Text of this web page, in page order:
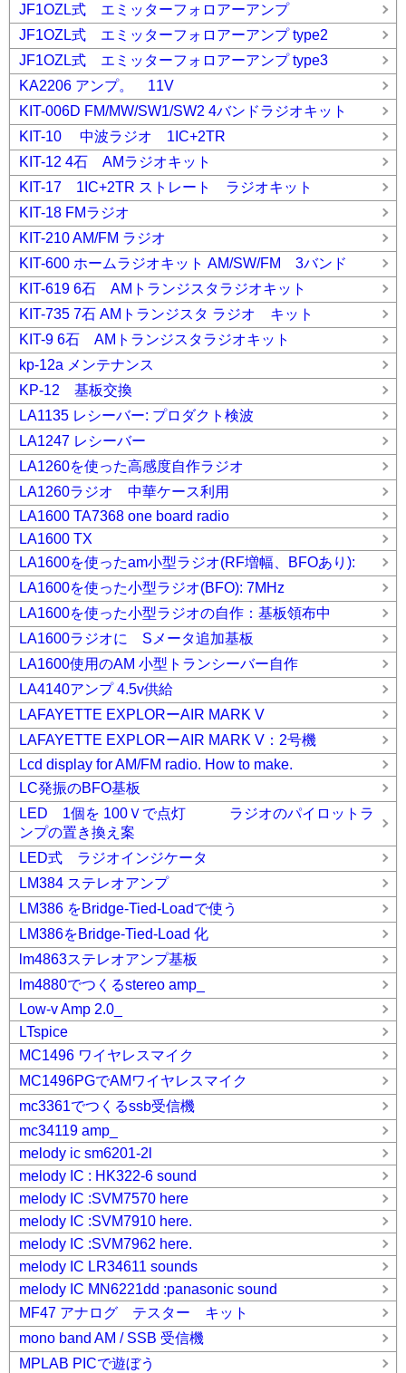
JF1OZL式 エミッターフォロアーアンプ
JF1OZL式 エミッターフォロアーアンプ type2
JF1OZL式 エミッターフォロアーアンプ type3
KA2206 アンプ。 11V
KIT-006D FM/MW/SW1/SW2 4バンドラジオキット
KIT-10 中波ラジオ 1IC+2TR
KIT-12 4石 AMラジオキット
KIT-17 1IC+2TR ストレート ラジオキット
KIT-18 FMラジオ
KIT-210 AM/FM ラジオ
KIT-600 ホームラジオキット AM/SW/FM 3バンド
KIT-619 6石 AMトランジスタラジオキット
KIT-735 7石 AMトランジスタ ラジオ キット
KIT-9 6石 AMトランジスタラジオキット
kp-12a メンテナンス
KP-12 基板交換
LA1135 レシーバー: プロダクト検波
LA1247 レシーバー
LA1260を使った高感度自作ラジオ
LA1260ラジオ 中華ケース利用
LA1600 TA7368 one board radio
LA1600 TX
LA1600を使ったam小型ラジオ(RF増幅、BFOあり):
LA1600を使った小型ラジオ(BFO): 7MHz
LA1600を使った小型ラジオの自作：基板領布中
LA1600ラジオに Sメータ追加基板
LA1600使用のAM 小型トランシーバー自作
LA4140アンプ 4.5v供給
LAFAYETTE EXPLORーAIR MARK V
LAFAYETTE EXPLORーAIR MARK V：2号機
Lcd display for AM/FM radio. How to make.
LC発振のBFO基板
LED 1個を 100Ｖで点灯 ラジオのパイロットラ
ンプの置き換え案
LED式 ラジオインジケータ
LM384 ステレオアンプ
LM386 をBridge-Tied-Loadで使う
LM386をBridge-Tied-Load 化
lm4863ステレオアンプ基板
lm4880でつくるstereo amp_
Low-v Amp 2.0_
LTspice
MC1496 ワイヤレスマイク
MC1496PGでAMワイヤレスマイク
mc3361でつくるssb受信機
mc34119 amp_
melody ic sm6201-2l
melody IC : HK322-6 sound
melody IC :SVM7570 here
melody IC :SVM7910 here.
melody IC :SVM7962 here.
melody IC LR34611 sounds
melody IC MN6221dd :panasonic sound
MF47 アナログ テスター キット
mono band AM / SSB 受信機
MPLAB PICで遊ぼう